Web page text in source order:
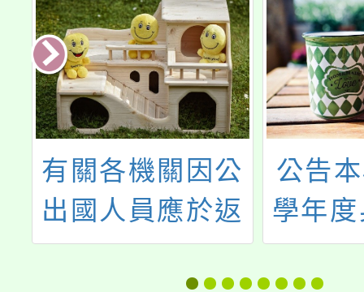
有關各機關因公
出國人員應於返
國後3個月內提
公告
學年
特殊